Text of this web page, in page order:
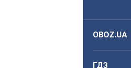
OBOZ.UA
ГДЗ